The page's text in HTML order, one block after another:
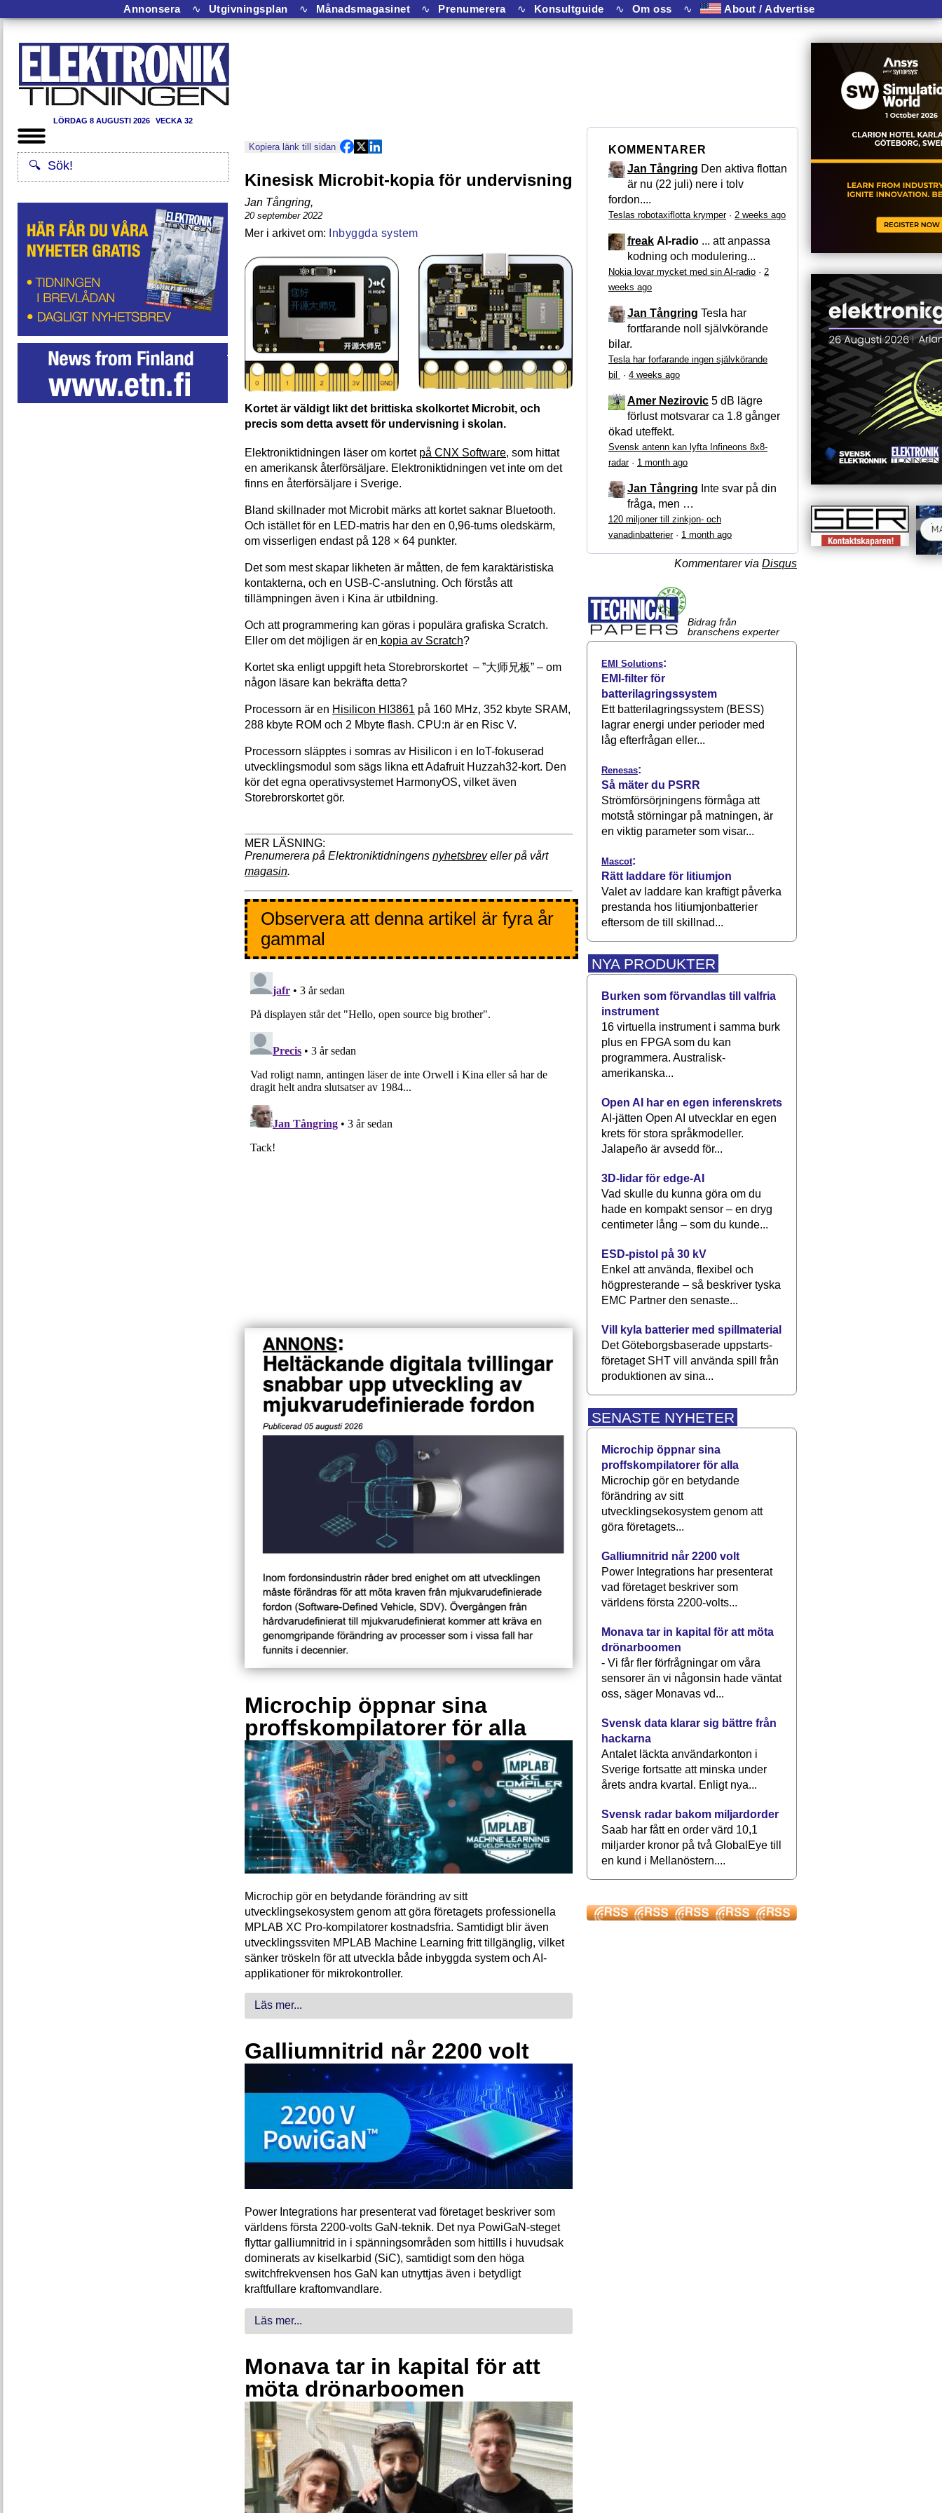
Annonsera ∿ Utgivningsplan ∿ Månadsmagasinet ∿ Prenumerera ∿ Konsultguide ∿ Om oss ∿ About / Advertise
LÖRDAG 8 AUGUSTI 2026 VECKA 32
Kopiera länk till sidan
Kinesisk Microbit-kopia för undervisning
Jan Tångring,
20 september 2022
Inbyggda system
Kortet är väldigt likt det brittiska skolkortet Microbit, och
precis som detta avsett för undervisning i skolan.
Elektroniktidningen läser om kortet på CNX Software, som hittat
en amerikansk återförsäljare. Elektroniktidningen vet inte om det
finns en återförsäljare i Sverige.
Bland skillnader mot Microbit märks att kortet saknar Bluetooth.
Och istället för en LED-matris har den en 0,96-tums oledskärm,
om visserligen endast på 128 × 64 punkter.
Det som mest skapar likheten är måtten, de fem karaktäristiska
kontakterna, och en USB-C-anslutning. Och förstås att
tillämpningen även i Kina är utbildning.
Och att programmering kan göras i populära grafiska Scratch.
Eller om det möjligen är en kopia av Scratch?
Kortet ska enligt uppgift heta Storebrorskortet – ”大师兄板” – om
någon läsare kan bekräfta detta?
Processorn är en Hisilicon HI3861 på 160 MHz, 352 kbyte SRAM,
288 kbyte ROM och 2 Mbyte flash. CPU:n är en Risc V.
Processorn släpptes i somras av Hisilicon i en IoT-fokuserad
utvecklingsmodul som sägs likna ett Adafruit Huzzah32-kort. Den
kör det egna operativsystemet HarmonyOS, vilket även
Storebrorskortet gör.
Prenumerera på Elektroniktidningens nyhetsbreveller på vårt
magasin.
Observera att denna artikel är fyra år
gammal
Microchip öppnar sina
proffskompilatorer för alla
Microchip gör en betydande förändring av sitt
utvecklingsekosystem genom att göra företagets professionella
MPLAB XC Pro-kompilatorer kostnadsfria. Samtidigt blir även
utvecklingssviten MPLAB Machine Learning fritt tillgänglig, vilket
sänker tröskeln för att utveckla både inbyggda system och AI-
applikationer för mikrokontroller.
Läs mer...
Galliumnitrid når 2200 volt
Power Integrations har presenterat vad företaget beskriver som
världens första 2200-volts GaN-teknik. Det nya PowiGaN-steget
flyttar galliumnitrid in i spänningsområden som hittills i huvudsak
dominerats av kiselkarbid (SiC), samtidigt som den höga
switchfrekvensen hos GaN kan utnyttjas även i betydligt
kraftfullare kraftomvandlare.
Läs mer...
Monava tar in kapital för att
möta drönarboomen
KOMMENTARER
Jan Tångring Den aktiva flottan
är nu (22 juli) nere i tolv
fordon....
Teslas robotaxiflotta krymper· 2 weeks ago
freak AI-radio ... att anpassa
kodning och modulering...
Nokia lovar mycket med sin AI-radio · 2
weeks ago
Jan Tångring Tesla har
fortfarande noll självkörande
bilar.
Tesla har forfarande ingen självkörande
bil
· 4 weeks ago
Amer Nezirovic 5 dB lägre
förlust motsvarar ca 1.8 gånger
ökad uteffekt.
Svensk antenn kan lyfta Infineons 8x8-
radar· 1 month ago
Jan Tångring Inte svar på din
fråga, men …
120 miljoner till zinkjon- och
vanadinbatterier· 1 month ago
Kommentarer via Disqus
Bidrag från
branschens experter
EMI Solutions:
EMI-filter för
batterilagringssystem
Ett batterilagringssystem (BESS)
lagrar energi under perioder med
låg efterfrågan eller...
Renesas:
Så mäter du PSRR
Strömförsörjningens förmåga att
motstå störningar på matningen, är
en viktig parameter som visar...
Mascot:
Rätt laddare för litiumjon
Valet av laddare kan kraftigt påverka
prestanda hos litiumjonbatterier
eftersom de till skillnad...
NYA PRODUKTER
Burken som förvandlas till valfria
instrument
16 virtuella instrument i samma burk
plus en FPGA som du kan
programmera. Australisk-
amerikanska...
Open AI har en egen inferenskrets
AI-jätten Open AI utvecklar en egen
krets för stora språkmodeller.
Jalapeño är avsedd för...
3D-lidar för edge-AI
Vad skulle du kunna göra om du
hade en kompakt sensor – en dryg
centimeter lång – som du kunde...
ESD-pistol på 30 kV
Enkel att använda, flexibel och
högpresterande – så beskriver tyska
EMC Partner den senaste...
Vill kyla batterier med spillmaterial
Det Göteborgsbaserade upp­starts­
företaget SHT vill använda spill från
produktionen av sina...
SENASTE NYHETER
Microchip öppnar sina
proffskompilatorer för alla
Microchip gör en betydande
förändring av sitt
utvecklingsekosystem genom att
göra företagets...
Galliumnitrid når 2200 volt
Power Integrations har presenterat
vad företaget beskriver som
världens första 2200-volts...
Monava tar in kapital för att möta
drönarboomen
- Vi får fler förfrågningar om våra
sensorer än vi någonsin hade väntat
oss, säger Monavas vd...
Svensk data klarar sig bättre från
hackarna
Antalet läckta användarkonton i
Sverige fortsatte att minska under
årets andra kvartal. Enligt nya...
Svensk radar bakom miljardorder
Saab har fått en order värd 10,1
miljarder kronor på två GlobalEye till
en kund i Mellanöstern....